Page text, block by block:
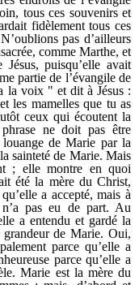
tous ces souvenirs et
fidèlement tous ces
pas d’ailleurs
comme Marthe, et
puisqu’elle avait
partie de l’évangile de
la voix " et dit à Jésus :
les mamelles que tu as
ceux qui écoutent la
ne doit pas être
de Marie par la
sainteté de Marie. Mais
; elle montre en quoi
été la mère du Christ,
a accepté, mais à
pas eu de part. Au
a entendu et gardé la
de Marie. Oui,
parce qu’elle a
parce qu’elle a
Marie est la mère du